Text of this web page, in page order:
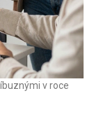
v roce